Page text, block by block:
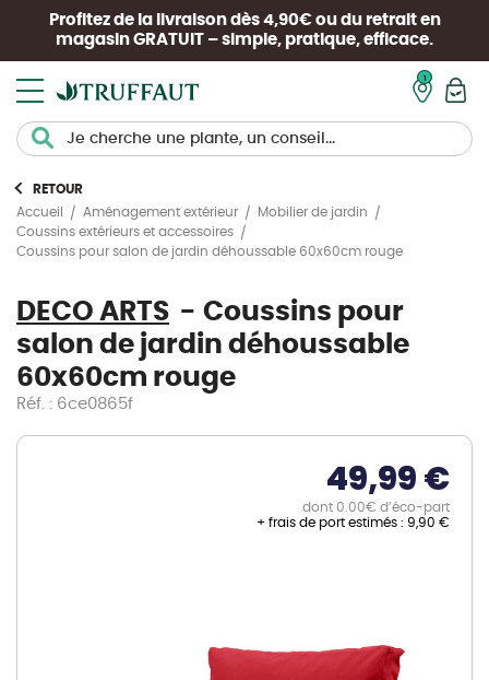
Profitez de la livraison dès 4,90€ ou du retrait en
magasin GRATUIT – simple, pratique, efficace.
RETOUR
Accueil
Aménagement extérieur
Mobilier de jardin
Coussins extérieurs et accessoires
Coussins pour salon de jardin déhoussable 60x60cm rouge
DECO ARTS
Coussins pour
salon de jardin déhoussable
60x60cm rouge
Réf. : 6ce0865f
49,99 €
dont 0.00€ d’éco-part
+ frais de port estimés : 9,90 €